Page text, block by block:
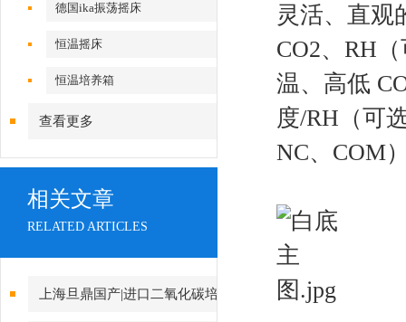
德国ika振荡摇床
恒温摇床
恒温培养箱
查看更多
相关文章
RELATED ARTICLES
上海旦鼎国产|进口二氧化碳培
灵活、直观
CO2、RH
温、高低
度/RH（可
NC、COM